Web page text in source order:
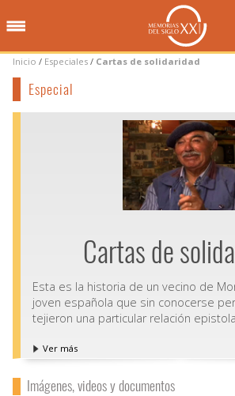
Inicio / Especiales / Cartas de solidaridad
Especial
Cartas de
Esta es la historia de un vecino de
joven española que sin conocerse
tejieron una particular relación
Ver más
Imágenes, videos y documentos